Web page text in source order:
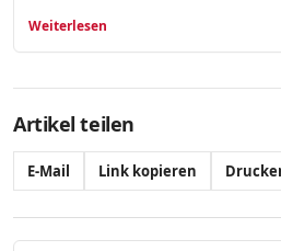
Weiterlesen
Artikel teilen
E-Mail Link kopieren